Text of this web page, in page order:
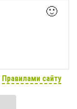
🙂
Правилами сайту